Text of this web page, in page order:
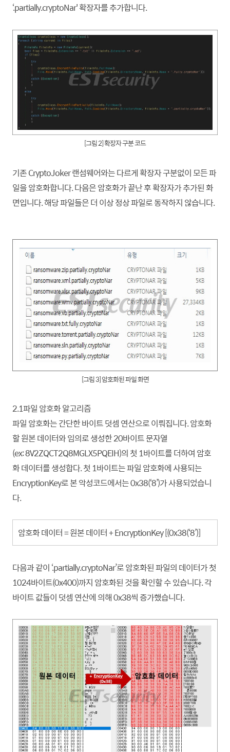
‘.partially.cryptoNar' 확장자를 추가합니다.
[그림 2] 확장자 구분 코드
기존 CryptoJoker 랜섬웨어와는 다르게 확장자 구분없이 모든 파
일을 암호화합니다. 다음은 암호화가 끝난 후 확장자가 추가된 화
면입니다. 해당 파일들은 더 이상 정상 파일로 동작하지 않습니다.
[그림 3] 암호화된 파일 화면
2.1파일 암호화 알고리즘
파일 암호화는 간단한 바이트 덧셈 연산으로 이뤄집니다. 암호화
할 원본 데이터와 임의로 생성한 20바이트 문자열
(ex: 8V2ZQCT2Q8MGLX5PQEIH)의 첫 1바이트를 더하여 암호
화 데이터를 생성합다. 첫 1바이트는 파일 암호화에 사용되는
EncryptionKey로 본 악성코드에서는 0x38(‘8’)가 사용되었습니
다.
암호화 데이터 = 원본 데이터 + EncryptionKey [(0x38(‘8’)]
다음과 같이 ‘.partially.cryptoNar’로 암호화된 파일의 데이터가 첫
1024바이트(0x400)까지 암호화된 것을 확인할 수 있습니다. 각
바이트 값들이 덧셈 연산에 의해 0x38씩 증가했습니다.